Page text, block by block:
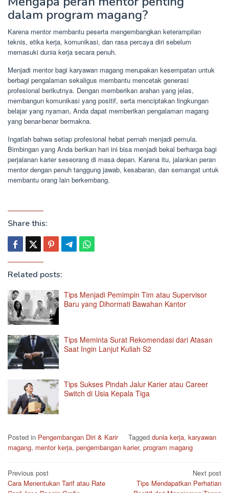
dalam program magang?
Karena mentor membantu peserta mengembangkan keterampilan
teknis, etika kerja, komunikasi, dan rasa percaya diri sebelum
memasuki dunia kerja secara penuh.
Menjadi mentor bagi karyawan magang merupakan kesempatan untuk
berbagi pengalaman sekaligus membantu mencetak generasi
profesional berikutnya. Dengan memberikan arahan yang jelas,
membangun komunikasi yang positif, serta menciptakan lingkungan
belajar yang nyaman, Anda dapat memberikan pengalaman magang
yang benar-benar bermakna.
Ingatlah bahwa setiap profesional hebat pernah menjadi pemula.
Bimbingan yang Anda berikan hari ini bisa menjadi bekal berharga bagi
perjalanan karier seseorang di masa depan. Karena itu, jalankan peran
mentor dengan penuh tanggung jawab, kesabaran, dan semangat untuk
membantu orang lain berkembang.
Share this:
Related posts:
Tips Menjadi Pemimpin Tim atau Supervisor
Baru yang Dihormati Bawahan Kantor
Tips Meminta Surat Rekomendasi dari Atasan
Saat Ingin Lanjut Kuliah S2
Tips Sukses Pindah Jalur Karier atau Career
Switch di Usia Kepala Tiga
Posted in Pengembangan Diri & Karir Tagged dunia kerja, karyawan
magang, mentor kerja, pengembangan karier, program magang
Post
navigation
Previous post
Cara Menentukan Tarif atau Rate
Next post
Tips Mendapatkan Perhatian